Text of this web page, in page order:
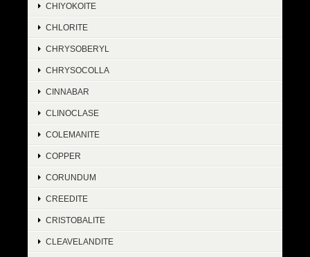
CHIYOKOITE
CHLORITE
CHRYSOBERYL
CHRYSOCOLLA
CINNABAR
CLINOCLASE
COLEMANITE
COPPER
CORUNDUM
CREEDITE
CRISTOBALITE
CLEAVELANDITE